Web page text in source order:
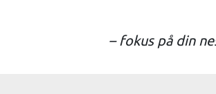
– fokus på din